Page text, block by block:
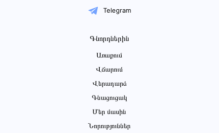
Telegram
Գնորդներին
Առաքում
Վճարում
Վերադարձ
Գնացուցակ
Մեր մասին
Նորություններ